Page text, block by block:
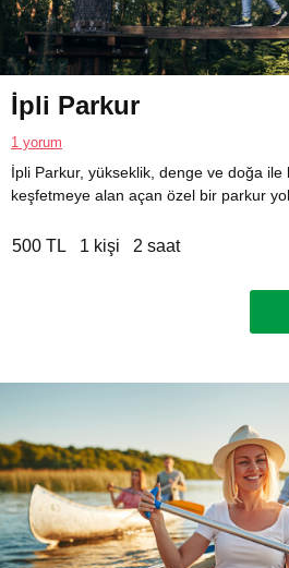
İpli Parkur
1 yorum
İpli Parkur, yükseklik, denge ve doğa ile
keşfetmeye alan açan özel bir parkur
500 TL 1 kişi 2 saat